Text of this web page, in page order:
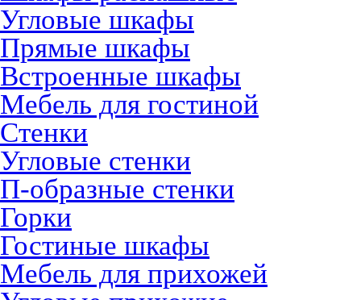
Угловые шкафы
Прямые шкафы
Встроенные шкафы
Мебель для гостиной
Стенки
Угловые стенки
П-образные стенки
Горки
Гостиные шкафы
Мебель для прихожей